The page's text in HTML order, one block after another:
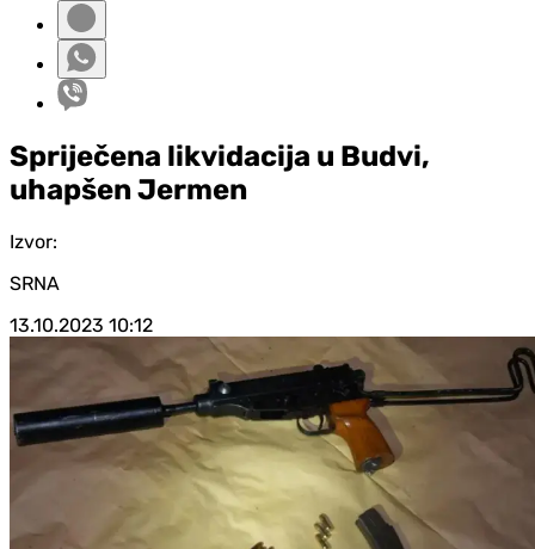
Spriječena likvidacija u Budvi,
uhapšen Jermen
Izvor:
SRNA
13.10.2023 10:12